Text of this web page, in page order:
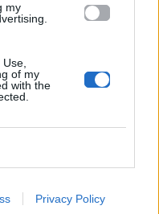
my
of my
with the
Privacy Policy
με τον γιο της
υλικό
μας στο